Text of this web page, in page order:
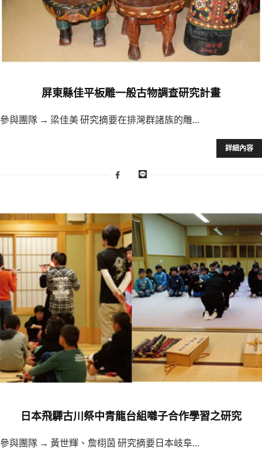
屏東縣佳平板雕一般古物調查研究計畫
參與團隊 → 梁佳美 研究摘要在排灣群諸族的雕…
詳細內容
日本飛驒古川祭中青龍台組囃子合作學習之研究
參與團隊 → 黃世輝、詹栩茵 研究摘要日本岐阜…